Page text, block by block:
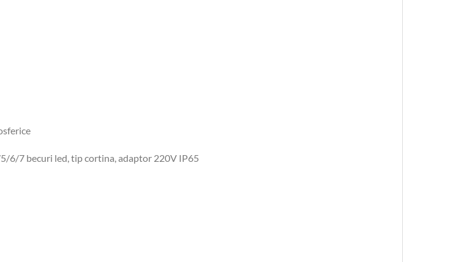
6/7 becuri led, tip cortina, adaptor 220V IP65